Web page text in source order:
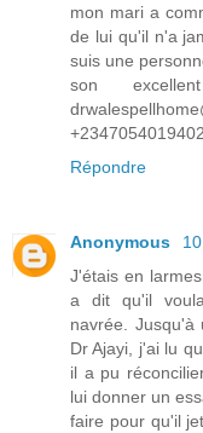
mon mari a
de lui qu'il n'a
suis une
son
+2347054019402
Répondre
Anonymous
J'étais en
a dit qu'il
navrée.
Dr Ajayi, j'ai lu
il a pu
lui donner un
faire pour qu'il